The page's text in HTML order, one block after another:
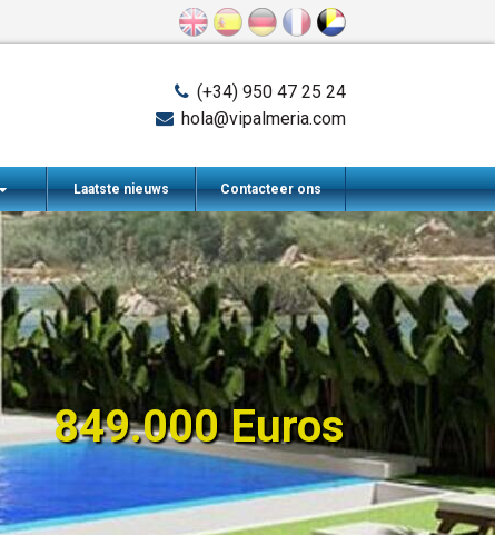
(+34) 950 47 25 24
hola@vipalmeria.com
Laatste nieuws Contacteer ons
849.000 Euros